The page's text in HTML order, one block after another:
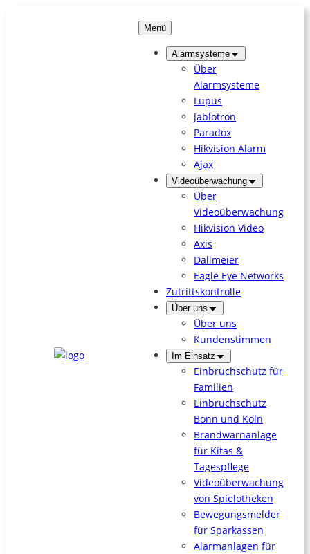
Menü
Alarmsysteme
Über
Alarmsysteme
Lupus
Jablotron
Paradox
Hikvision Alarm
Ajax
Videoüberwachung
Über
Videoüberwachung
Hikvision Video
Axis
Dallmeier
Eagle Eye Networks
Zutrittskontrolle
Über uns
Über uns
Kundenstimmen
Im Einsatz
Einbruchschutz für
Familien
Einbruchschutz
Bonn und Köln
Brandwarnanlage
für Kitas &
Tagespflege
Videoüberwachung
von Spielotheken
Bewegungsmelder
für Sparkassen
Alarmanlagen für